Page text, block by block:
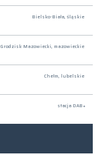
Bielsko-Biała, śląskie
Grodzisk Mazowiecki, mazowieckie
Chełm, lubelskie
stacja DAB+